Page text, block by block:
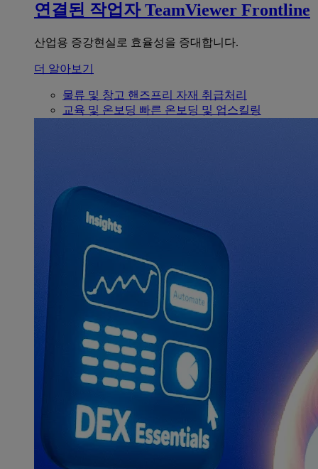
연결된 작업자 TeamViewer Frontline
산업용 증강현실로 효율성을 증대합니다.
더 알아보기
물류 및 창고 핸즈프리 자재 취급처리
교육 및 온보딩 빠른 온보딩 및 업스킬링